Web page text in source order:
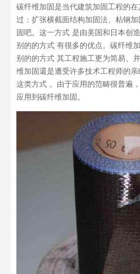
碳纤维加固是当代建筑加固工程
过：扩张横截面结构加固法、粘钢
固吧。这一方式 是由美国和日本创
别的的方式 有很多的优点。碳纤维
别的的方式 其工程施工更为简易、
维加固還是遭受许多技术工程师的
这类方式 。由于应用的范畴很普遍
应用到碳纤维加固。